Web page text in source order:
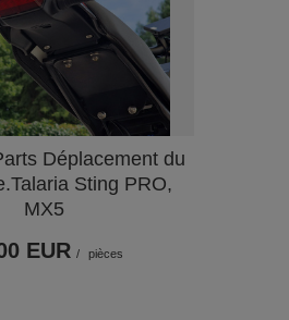
Déplacement du
Sting PRO,
MX5
EUR / pièces